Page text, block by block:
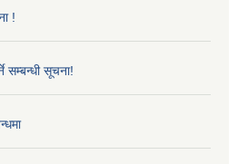
!
सम्बन्धी सूचना!